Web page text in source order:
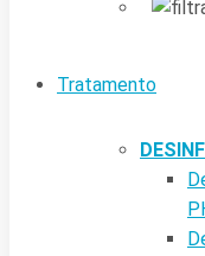
Tratamento